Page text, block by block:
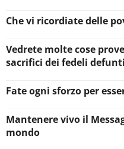
Che vi ricordiate delle
Vedrete molte cose
sacrifici dei fedeli defunti
Fate ogni sforzo per
Mantenere vivo il
mondo